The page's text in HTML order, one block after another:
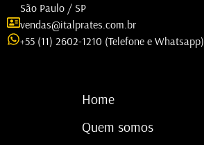
São Paulo / SP
vendas@italprates.com.br
+55 (11) 2602-1210 (Telefone e Whatsapp)
Home
Quem somos